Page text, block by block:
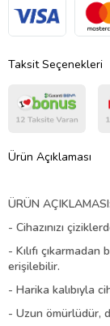
Taksit Seçenekleri
Ürün Açıklaması
ÜRÜN AÇIKLAMASI:
- Cihazınızı
- Kılıfı
erişilebilir.
- Harika kalıbıyla
- Uzun ömürlüdür,